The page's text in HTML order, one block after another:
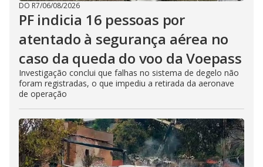
DO R7/06/08/2026
PF indicia 16 pessoas por
atentado à segurança aérea no
caso da queda do voo da Voepass
Investigação conclui que falhas no sistema de degelo não
foram registradas, o que impediu a retirada da aeronave
de operação